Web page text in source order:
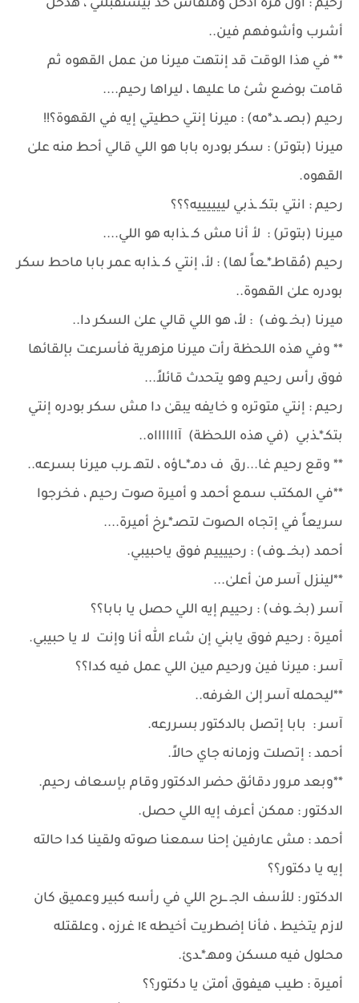
رحيم : أول مره أدخل وملقاش حد بيستقبلني ، هدخل
أشرب وأشوفهم فين..
** في هذا الوقت قد إنتهت ميرنا من عمل القهوه ثم
قامت بوضع شئ ما عليها ، ليراها رحيم....
رحيم (بصـ ـد*مه) : ميرنا إنتي حطيتي إيه في القهوة؟!!
ميرنا (بتوتر) : سكر بودره بابا هو اللي قالي أحط منه علىٰ
القهوه.
رحيم : انتي بتكـ ـذبي لييييييه؟؟؟
ميرنا (بتوتر) : لأ أنا مش كـ ـذابه هو اللي....
رحيم (مُقاطـ*ـعاً لها) : لأ، إنتي كـ ـذابه عمر بابا ماحط سكر
بودره علىٰ القهوة..
ميرنا (بخـ ـوف) : لأ، هو اللي قالي علىٰ السكر دا..
** وفي هذه اللحظة رأت ميرنا مزهرية فأسرعت بإلقائها
فوق رأس رحيم وهو يتحدث قائلاً...
رحيم : إنتي متوتره و خايفه يبقىٰ دا مش سكر بودره إنتي
بتكـ*ـذبي (في هذه اللحظة) آااااااه..
** وقع رحيم غا...رق ف دمـ*ــاؤه ، لتهـ ـرب ميرنا بسرعه..
**في المكتب سمع أحمد و أميرة صوت رحيم ، فخرجوا
سريعاً في إتجاه الصوت لتصـ*ـرخ أميرة....
أحمد (بخــ ـوف) : رحييييم فوق ياحبيبي.
**لينزل آسر من أعلىٰ...
آسر (بخـ ـوف) : رحييم إيه اللي حصل يا بابا؟؟
أميرة : رحيم فوق يابني إن شاء ﷲ أنا وإنت لا يا حبيبي.
آسر : ميرنا فين ورحيم مين اللي عمل فيه كدا؟؟
**ليحمله آسر إلىٰ الغرفه..
آسر : بابا إتصل بالدكتور بسررعه.
أحمد : إتصلت وزمانه جاي حالاً.
**وبعد مرور دقائق حضر الدكتور وقام بإسعاف رحيم.
الدكتور : ممكن أعرف إيه اللي حصل.
أحمد : مش عارفين إحنا سمعنا صوته ولقينا كدا حالته
إيه يا دكتور؟؟
الدكتور : للأسف الجـ ــرح اللي في رأسه كبير وعميق كان
لازم يتخيط ، فأنا إضطريت أخيطه ١٤ غرزه ، وعلقتله
محلول فيه مسكن ومهـ*ـدئ.
أميرة : طيب هيفوق أمتىٰ يا دكتور؟؟